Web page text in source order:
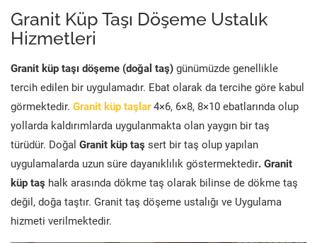
Granit Küp Taşı Döşeme Ustalık
Hizmetleri
Granit küp taşı döşeme (doğal taş) günümüzde genellikle
tercih edilen bir uygulamadır. Ebat olarak da tercihe göre kabul
görmektedir. Granit küp taşlar 4×6, 6×8, 8×10 ebatlarında olup
yollarda kaldırımlarda uygulanmakta olan yaygın bir taş
türüdür. Doğal Granit küp taş sert bir taş olup yapılan
uygulamalarda uzun süre dayanıklılık göstermektedir. Granit
küp taş halk arasında dökme taş olarak bilinse de dökme taş
değil, doğa taştır. Granit taş döşeme ustalığı ve Uygulama
hizmeti verilmektedir.